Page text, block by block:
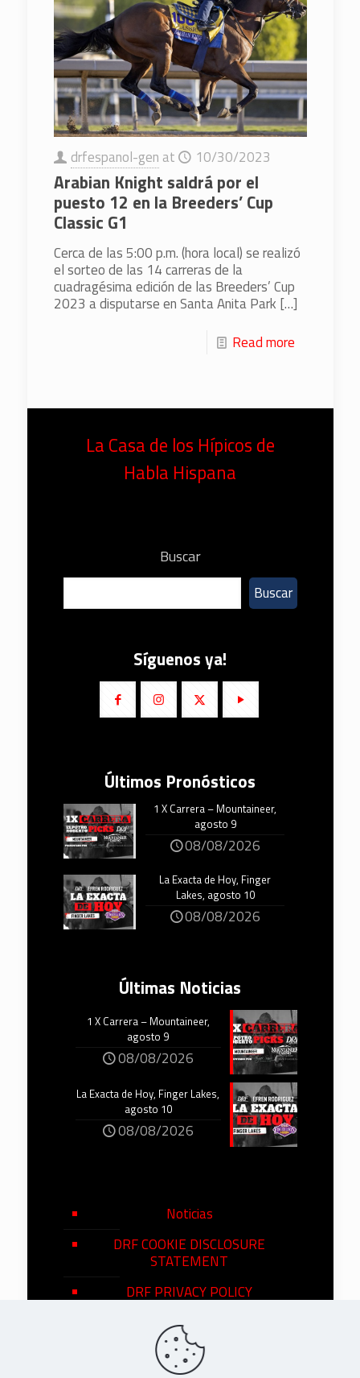
drfespanol-gen at 10/30/2023
Arabian Knight saldrá por el
puesto 12 en la Breeders’ Cup
Classic G1
Cerca de las 5:00 p.m. (hora local) se realizó
el sorteo de las 14 carreras de la
cuadragésima edición de las Breeders’ Cup
2023 a disputarse en Santa Anita Park […]
Read more
La Casa de los Hípicos de
Habla Hispana
Buscar
Buscar
Síguenos ya!
Últimos Pronósticos
1 X Carrera – Mountaineer,
agosto 9
08/08/2026
La Exacta de Hoy, Finger
Lakes, agosto 10
08/08/2026
Últimas Noticias
1 X Carrera – Mountaineer,
agosto 9
08/08/2026
La Exacta de Hoy, Finger Lakes,
agosto 10
08/08/2026
Noticias
DRF COOKIE DISCLOSURE
STATEMENT
DRF PRIVACY POLICY